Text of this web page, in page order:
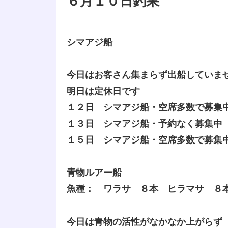
シマアジ船
今日はお客さん集まらず出船していま
明日は定休日です
１２日 シマアジ船・空席多数で募集
１３日 シマアジ船・予約なく募集中
１５日 シマアジ船・空席多数で募集
青物ルアー船
魚種： ワラサ ８本 ヒラマサ ８
今日は青物の活性がなかなか上がらず